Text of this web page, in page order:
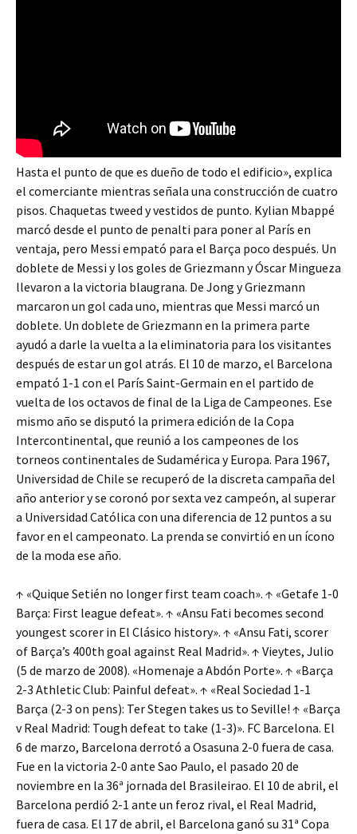
Hasta el punto de que es dueño de todo el edificio», explica
el comerciante mientras señala una construcción de cuatro
pisos. Chaquetas tweed y vestidos de punto. Kylian Mbappé
marcó desde el punto de penalti para poner al París en
ventaja, pero Messi empató para el Barça poco después. Un
doblete de Messi y los goles de Griezmann y Óscar Mingueza
llevaron a la victoria blaugrana. De Jong y Griezmann
marcaron un gol cada uno, mientras que Messi marcó un
doblete. Un doblete de Griezmann en la primera parte
ayudó a darle la vuelta a la eliminatoria para los visitantes
después de estar un gol atrás. El 10 de marzo, el Barcelona
empató 1-1 con el París Saint-Germain en el partido de
vuelta de los octavos de final de la Liga de Campeones. Ese
mismo año se disputó la primera edición de la Copa
Intercontinental, que reunió a los campeones de los
torneos continentales de Sudamérica y Europa. Para 1967,
Universidad de Chile se recuperó de la discreta campaña del
año anterior y se coronó por sexta vez campeón, al superar
a Universidad Católica con una diferencia de 12 puntos a su
favor en el campeonato. La prenda se convirtió en un ícono
de la moda ese año.
↑ «Quique Setién no longer first team coach». ↑ «Getafe 1-0
Barça: First league defeat». ↑ «Ansu Fati becomes second
youngest scorer in El Clásico history». ↑ «Ansu Fati, scorer
of Barça’s 400th goal against Real Madrid». ↑ Vieytes, Julio
(5 de marzo de 2008). «Homenaje a Abdón Porte». ↑ «Barça
2-3 Athletic Club: Painful defeat». ↑ «Real Sociedad 1-1
Barça (2-3 on pens): Ter Stegen takes us to Seville! ↑ «Barça
v Real Madrid: Tough defeat to take (1-3)». FC Barcelona. El
6 de marzo, Barcelona derrotó a Osasuna 2-0 fuera de casa.
Fue en la victoria 2-0 ante Sao Paulo, el pasado 20 de
noviembre en la 36ª jornada del Brasileirao. El 10 de abril, el
Barcelona perdió 2-1 ante un feroz rival, el Real Madrid,
fuera de casa. El 17 de abril, el Barcelona ganó su 31ª Copa